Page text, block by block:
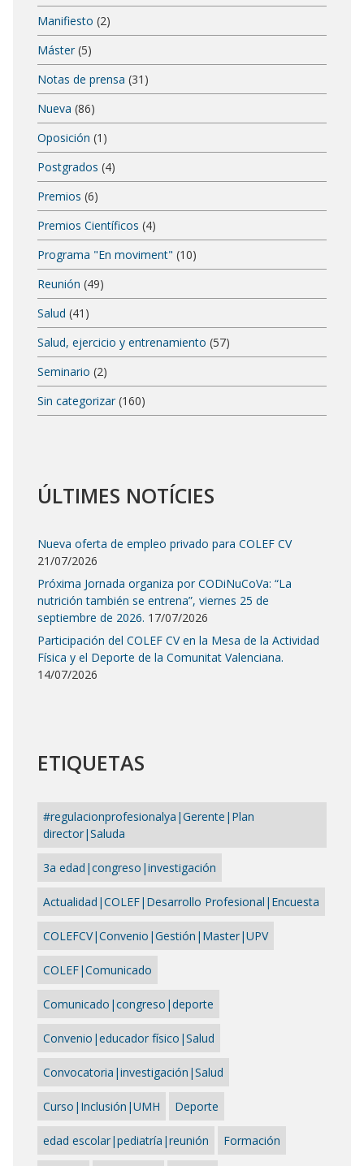
Manifiesto (2)
Máster (5)
Notas de prensa (31)
Nueva (86)
Oposición (1)
Postgrados (4)
Premios (6)
Premios Científicos (4)
Programa "En moviment" (10)
Reunión (49)
Salud (41)
Salud, ejercicio y entrenamiento (57)
Seminario (2)
Sin categorizar (160)
ÚLTIMES NOTÍCIES
Nueva oferta de empleo privado para COLEF CV
21/07/2026
Próxima Jornada organiza por CODiNuCoVa: “La
nutrición también se entrena”, viernes 25 de
septiembre de 2026. 17/07/2026
Participación del COLEF CV en la Mesa de la Actividad
Física y el Deporte de la Comunitat Valenciana.
14/07/2026
ETIQUETAS
#regulacionprofesionalya|Gerente|Plan
director|Saluda
3a edad|congreso|investigación
Actualidad|COLEF|Desarrollo Profesional|Encuesta
COLEFCV|Convenio|Gestión|Master|UPV
COLEF|Comunicado
Comunicado|congreso|deporte
Convenio|educador físico|Salud
Convocatoria|investigación|Salud
Curso|Inclusión|UMH Deporte
edad escolar|pediatría|reunión Formación